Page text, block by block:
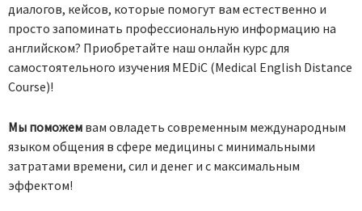
диалогов, кейсов, которые помогут вам естественно и
просто запоминать профессиональную информацию на
английском? Приобретайте наш онлайн курс для
самостоятельного изучения MEDiC (Medical English Distance
Course)!
Мы поможем вам овладеть современным международным
языком общения в сфере медицины с минимальными
затратами времени, сил и денег и с максимальным
эффектом!